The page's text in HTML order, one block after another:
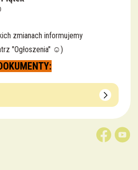
zmianach informujemy
"Ogłoszenia" ☺️)